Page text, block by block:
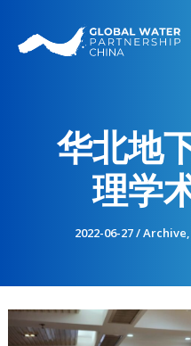
content
华北地
理学
2022-06-27/Archive,